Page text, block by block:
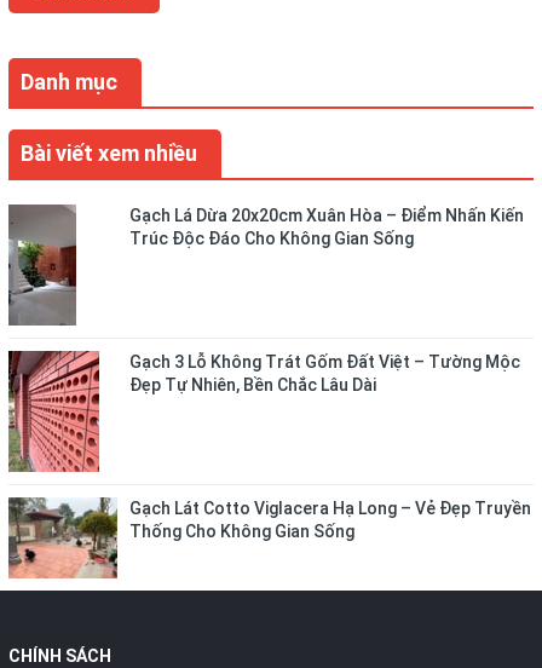
Danh mục
Bài viết xem nhiều
Gạch Lá Dừa 20x20cm Xuân Hòa – Điểm Nhấn Kiến
Trúc Độc Đáo Cho Không Gian Sống
Gạch 3 Lỗ Không Trát Gốm Đất Việt – Tường Mộc
Đẹp Tự Nhiên, Bền Chắc Lâu Dài
Gạch Lát Cotto Viglacera Hạ Long – Vẻ Đẹp Truyền
Thống Cho Không Gian Sống
CHÍNH SÁCH